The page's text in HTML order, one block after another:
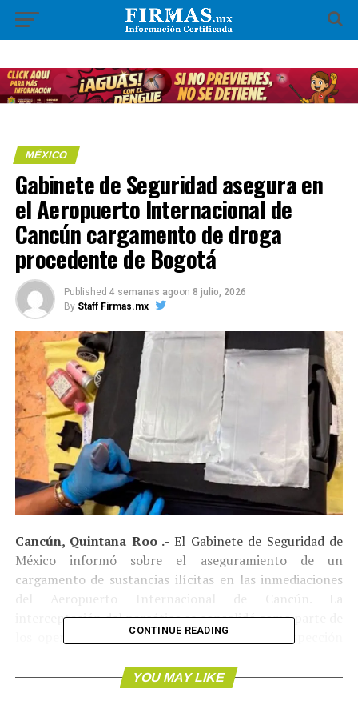
MÉXICO
Gabinete de Seguridad asegura en
el Aeropuerto Internacional de
Cancún cargamento de droga
procedente de Bogotá
Published 4 semanas agoon 8 julio, 2026
By Staff Firmas.mx
Cancún, Quintana Roo .- El Gabinete de Seguridad de
México informó sobre el aseguramiento de un
cargamento de sustancias ilícitas en las inmediaciones
del Aeropuerto Internacional de Cancún. La
interceptación del narcótico se consolidó como parte de
los operativos permanentes de vigilancia e inspección
principales terminales aéreas y puntos de ingreso al
CONTINUE READING
YOU MAY LIKE